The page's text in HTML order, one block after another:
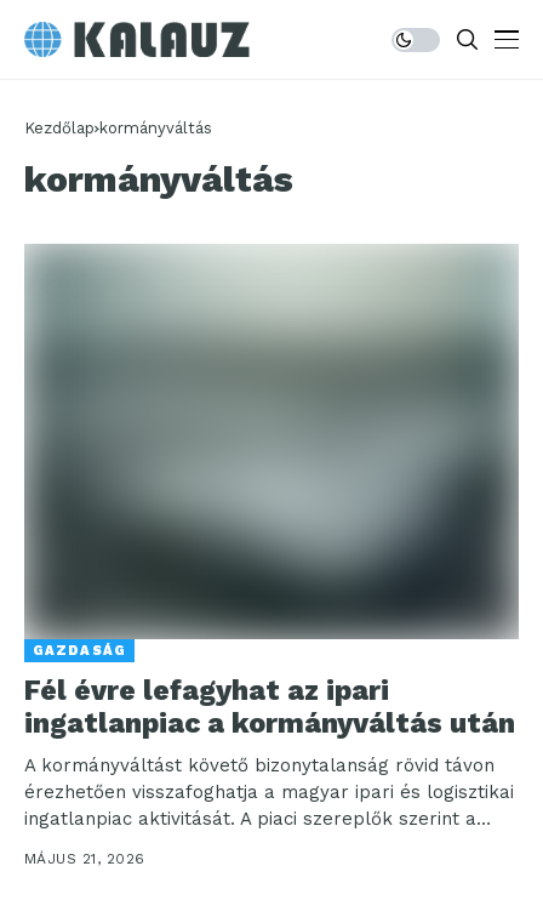
Kezdőlap kormányváltás
kormányváltás
GAZDASÁG
Fél évre lefagyhat az ipari
ingatlanpiac a kormányváltás után
A kormányváltást követő bizonytalanság rövid távon
érezhetően visszafoghatja a magyar ipari és logisztikai
ingatlanpiac aktivitását. A piaci szereplők szerint a
következő hónapokban a...
MÁJUS 21, 2026